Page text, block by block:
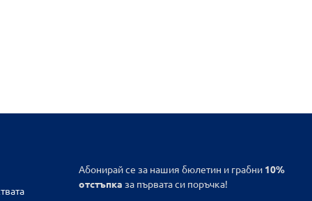
Абонирай се за нашия бюлетин и грабни 10%
отстъпка за първата си поръчка!